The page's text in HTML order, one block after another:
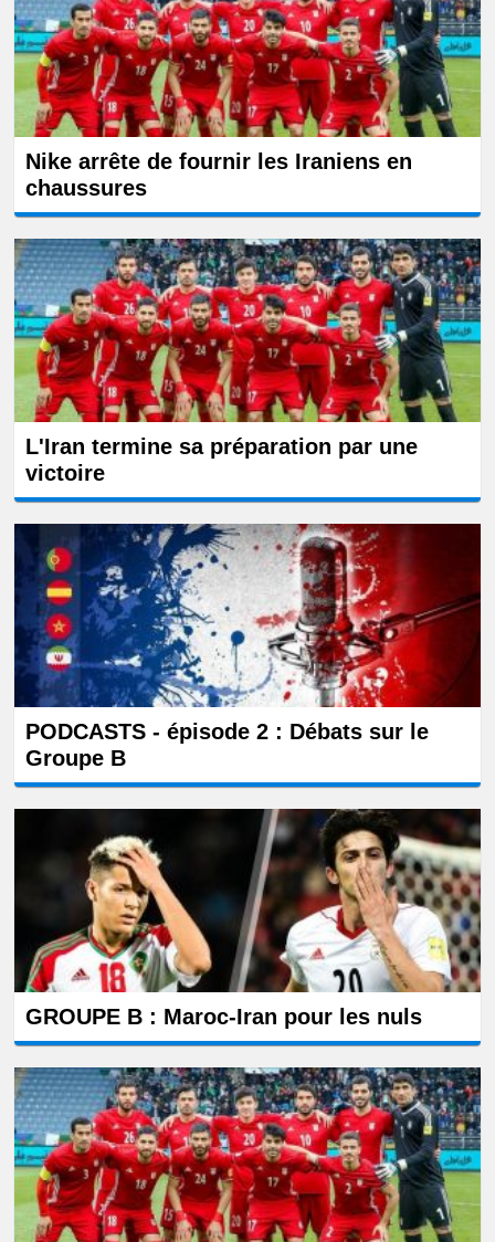
Nike arrête de fournir les Iraniens en
chaussures
L'Iran termine sa préparation par une
victoire
PODCASTS - épisode 2 : Débats sur le
Groupe B
GROUPE B : Maroc-Iran pour les nuls